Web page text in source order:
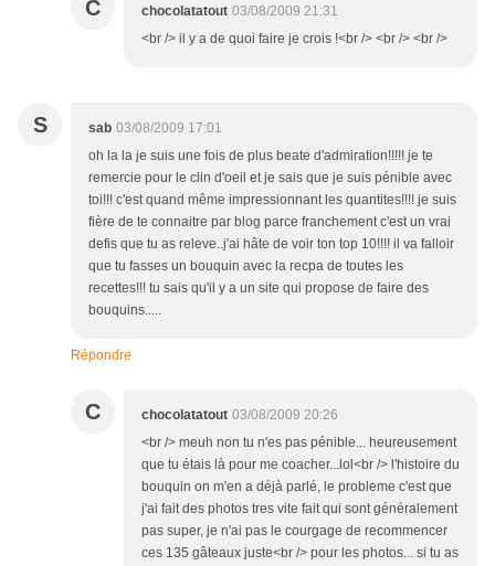
C chocolatatout 03/08/2009 21:31
<br /> il y a de quoi faire je crois !<br /> <br /> <br />
S sab 03/08/2009 17:01
oh la la je suis une fois de plus beate d'admiration!!!!! je te
remercie pour le clin d'oeil et je sais que je suis pénible avec
toi!!! c'est quand même impressionnant les quantites!!!! je suis
fière de te connaitre par blog parce franchement c'est un vrai
defis que tu as releve..j'ai hâte de voir ton top 10!!!! il va falloir
que tu fasses un bouquin avec la recpa de toutes les
recettes!!! tu sais qu'il y a un site qui propose de faire des
bouquins.....
Répondre
C chocolatatout 03/08/2009 20:26
<br /> meuh non tu n'es pas pénible... heureusement
que tu étais là pour me coacher...lol<br /> l'histoire du
bouquin on m'en a déjà parlé, le probleme c'est que
j'ai fait des photos tres vite fait qui sont généralement
pas super, je n'ai pas le courgage de recommencer
ces 135 gâteaux juste<br /> pour les photos... si tu as